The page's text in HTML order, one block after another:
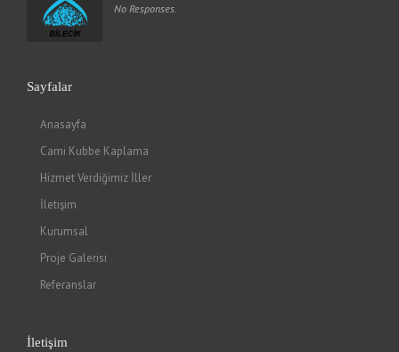
No Responses.
Sayfalar
Anasayfa
Cami Kubbe Kaplama
Hizmet Verdiğimiz İller
İletişim
Kurumsal
Proje Galerisi
Referanslar
İletişim